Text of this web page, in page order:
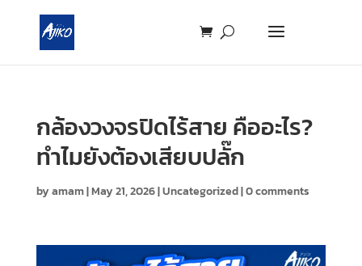
กล้องวงจรปิดไร้สาย คืออะไร?
ทำไมยังต้องเสียบปลั๊ก
byamam|May 21, 2026|Uncategorized|0 comments